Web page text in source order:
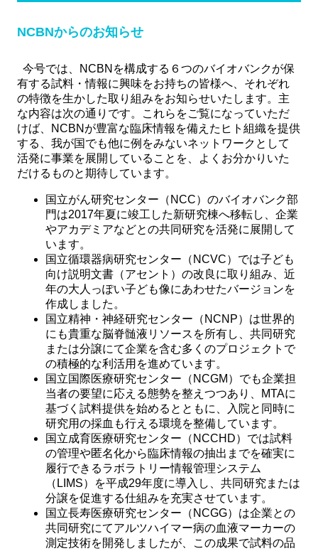
Find Samples
関連サイト Contact Us
ENGLISH
NCBNからのお知らせ
今号では、NCBNを構成する６つのバイオバンクが保
有する試料・情報に興味をお持ちの皆様へ、それぞれ
の特徴を生かした取り組みをお知らせいたします。主
な内容は次の通りです。これらをご覧になっていただ
けば、NCBNが豊富な臨床情報を備えたヒト組織を提供
する、我が国でも他に例をみないネットワークとして
活発に事業を展開していることを、よくお分かりいた
だけるものと期待しています。
国立がん研究センター（NCC）のバイオバンク部
門は2017年夏に竣工した新研究棟へ移転し、企業
やアカデミアなどとの共同研究を活発に展開して
います。
国立循環器病研究センター（NCVC）では子ども
向け説明文書（アセント）の改良に取り組み、近
年の大人っぽい子ども像にあわせたバージョンを
作成しました。
国立精神・神経研究センター（NCNP）は世界的
にも貴重な脳脊髄液リソースを所有し、共同研究
または分譲にて企業を含む多くのプロジェクトで
の積極的な利活用を進めています。
国立国際医療研究センター（NCGM）でも企業担
当者の要望に応える態勢を整えつつあり、MTAに
基づく試料提供を始めるとともに、入院と同時に
研究用の採血も行える環境を整備しています。
国立成育医療研究センター（NCCHD）では試料
の管理や匿名化から臨床情報の抽出までを確実に
履行できるラボラトリー情報管理システム
（LIMS）を平成29年度に導入し、共同研究または
分譲を促進する仕組みを充実させています。
国立長寿医療研究センター（NCGG）は企業との
共同研究にてアルツハイマー病の血液マーカーの
測定技術を開発しましたが、この成果で試料の品